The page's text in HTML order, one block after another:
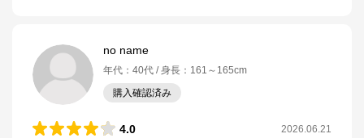
no name
年代 ： 40代 身長 ： 161～165cm
購入確認済み
4.0 2026.06.21